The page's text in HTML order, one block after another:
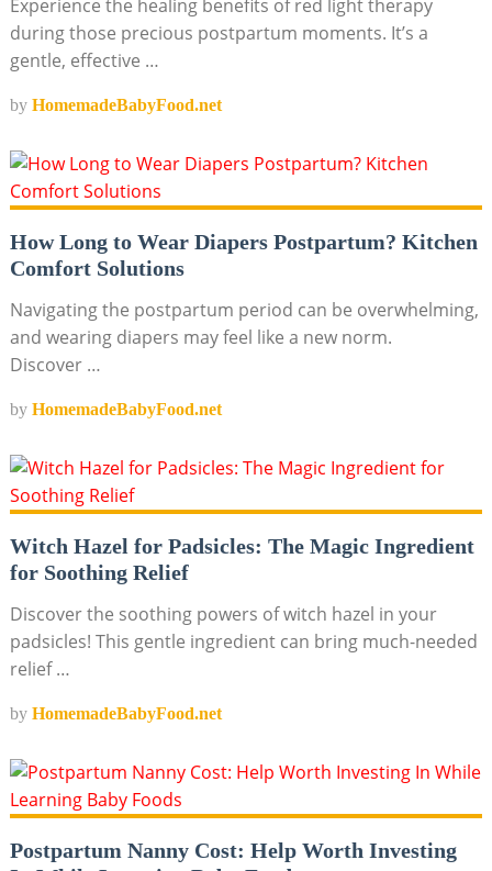
Experience the healing benefits of red light therapy
during those precious postpartum moments. It’s a
gentle, effective …
by HomemadeBabyFood.net
How Long to Wear Diapers Postpartum? Kitchen
Comfort Solutions
Navigating the postpartum period can be overwhelming,
and wearing diapers may feel like a new norm.
Discover …
by HomemadeBabyFood.net
Witch Hazel for Padsicles: The Magic Ingredient
for Soothing Relief
Discover the soothing powers of witch hazel in your
padsicles! This gentle ingredient can bring much-needed
relief …
by HomemadeBabyFood.net
Postpartum Nanny Cost: Help Worth Investing